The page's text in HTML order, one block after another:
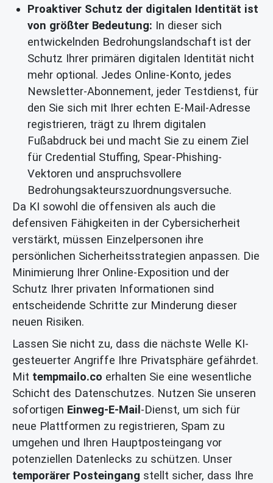
Proaktiver Schutz der digitalen Identität ist
von größter Bedeutung: In dieser sich
entwickelnden Bedrohungslandschaft ist der
Schutz Ihrer primären digitalen Identität nicht
mehr optional. Jedes Online-Konto, jedes
Newsletter-Abonnement, jeder Testdienst, für
den Sie sich mit Ihrer echten E-Mail-Adresse
registrieren, trägt zu Ihrem digitalen
Fußabdruck bei und macht Sie zu einem Ziel
für Credential Stuffing, Spear-Phishing-
Vektoren und anspruchsvollere
Bedrohungsakteurszuordnungsversuche.
Da KI sowohl die offensiven als auch die
defensiven Fähigkeiten in der Cybersicherheit
verstärkt, müssen Einzelpersonen ihre
persönlichen Sicherheitsstrategien anpassen. Die
Minimierung Ihrer Online-Exposition und der
Schutz Ihrer privaten Informationen sind
entscheidende Schritte zur Minderung dieser
neuen Risiken.
Lassen Sie nicht zu, dass die nächste Welle KI-
gesteuerter Angriffe Ihre Privatsphäre gefährdet.
Mit tempmailo.co erhalten Sie eine wesentliche
Schicht des Datenschutzes. Nutzen Sie unseren
sofortigen Einweg-E-Mail -Dienst, um sich für
neue Plattformen zu registrieren, Spam zu
umgehen und Ihren Hauptposteingang vor
potenziellen Datenlecks zu schützen. Unser
temporärer Posteingang stellt sicher, dass Ihre